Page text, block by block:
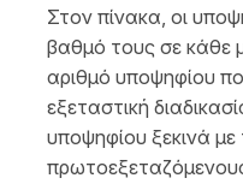
Στον πίνακα, οι
βαθμό τους σε κάθε
αριθμό υποψηφίου
εξεταστική
υποψηφίου ξεκινά